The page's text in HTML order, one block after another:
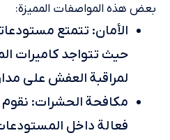
بعض هذه المواصفات المميزة:
الأمان: تتمتع
حيث تتواجد كاميرات
لمراقبة العفش على
مكافحة الحشرات:
فعالة داخل